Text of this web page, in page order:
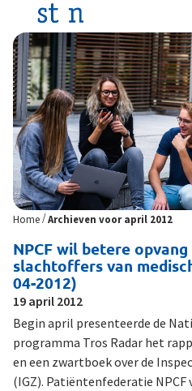
Home/Archieven voor april 2012
NPCF wil betere
slachtoffers van
04-2012)
19 april 2012
Begin april presenteerde de
programma Tros Radar het
en een zwartboek over de
(IGZ). Patiëntenfederatie